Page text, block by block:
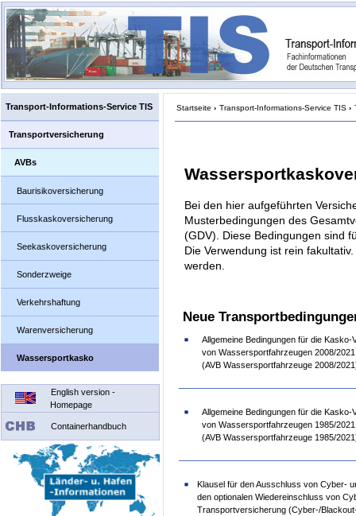
Transport-Informations-Service TIS
Transportversicherung
AVBs
Baurisikoversicherung
Flusskaskoversicherung
Seekaskoversicherung
Sonderzweige
Verkehrshaftung
Warenversicherung
Wassersportkasko
English version -
Homepage
Containerhandbuch
Startseite › Transport-Informations-Service TIS ›
Bei den hier aufgeführten
Musterbedingungen des
(GDV). Diese Bedingungen sind
Die Verwendung ist rein
werden.
Neue
Allgemeine Bedingungen für die Kasko-
von Wassersportfahrzeugen 2008/2021
(AVB Wassersportfahrzeuge 2008/
Allgemeine Bedingungen für die Kasko-
von Wassersportfahrzeugen 1985/2021
(AVB Wassersportfahrzeuge 1985/
Klausel für den Ausschluss von Cyber-
den optionalen Wiedereinschluss von
Transportversicherung (Cyber-/